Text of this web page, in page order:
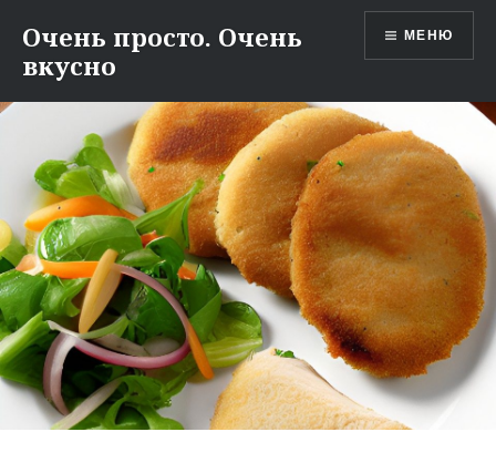
содержимому
Очень просто. Очень
вкусно
МЕНЮ